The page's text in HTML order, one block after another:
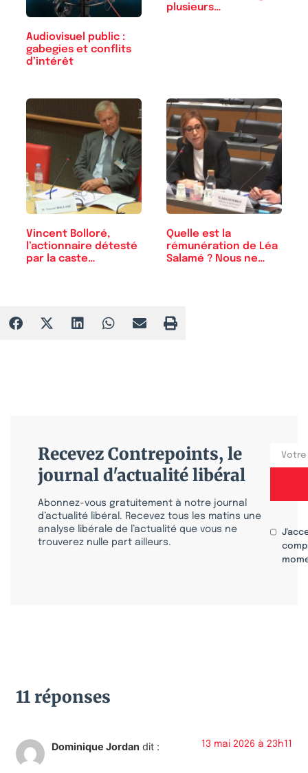
Audiovisuel public :
gabegies et conflits
d’intérêt
plusieurs…
Vincent Bolloré,
l’actionnaire détesté
par la caste…
Quelle est la
rémunération de Léa
Salamé ? Nous ne…
Recevez Contrepoints, le
journal d'actualité libéral
Abonnez-vous gratuitement à notre journal
d’actualité libéral. Recevez tous les matins une
analyse libérale de l’actualité que vous ne
trouverez nulle part ailleurs.
11 réponses
Dominique Jordan dit : 13 mai 2026 à 23h11